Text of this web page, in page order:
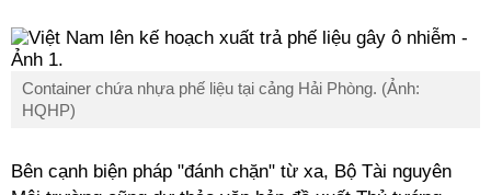
Container chứa nhựa phế liệu tại cảng Hải Phòng. (Ảnh:
HQHP)
Bên cạnh biện pháp "đánh chặn" từ xa, Bộ Tài nguyên